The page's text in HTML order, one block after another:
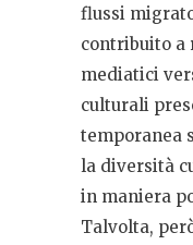
flussi
contribuito
mediatici
culturali
temporanea
la diversità
in maniera
Talvolta,